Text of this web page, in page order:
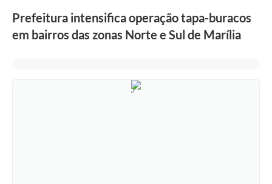
Prefeitura intensifica operação tapa-buracos
em bairros das zonas Norte e Sul de Marília